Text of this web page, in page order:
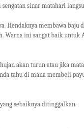
sinar matahari
Hendaknya membawa baju
Warna ini sangat baik untuk
akan turun atau jika
tahu di mana membeli
sebaiknya ditinggalkan.